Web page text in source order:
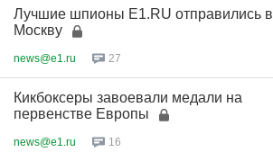
Лучшие шпионы E1.RU отправились в
Москву
news@e1.ru 27
Кикбоксеры завоевали медали на
первенстве Европы
news@e1.ru 16